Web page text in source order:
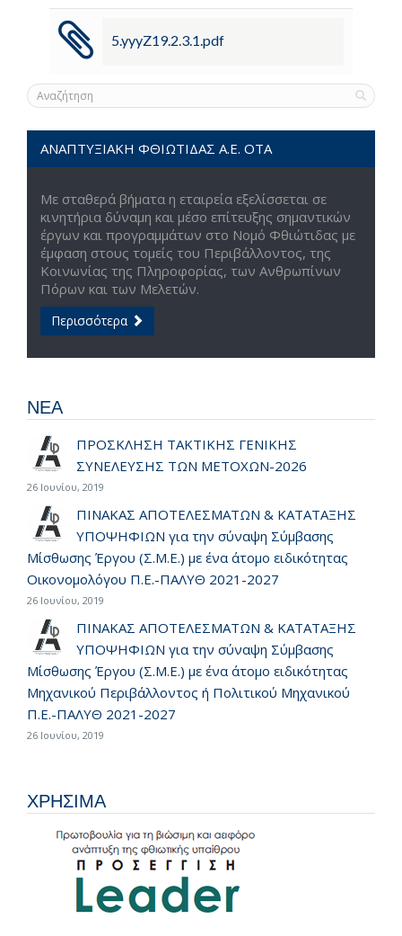
5.yyyZ19.2.3.1.pdf
ΑΝΑΠΤΥΞΙΑΚΗ ΦΘΙΩΤΙΔΑΣ Α.Ε. ΟΤΑ
Με σταθερά βήματα η εταιρεία εξελίσσεται σε
κινητήρια δύναμη και μέσο επίτευξης σημαντικών
έργων και προγραμμάτων στο Νομό Φθιώτιδας με
έμφαση στους τομείς του Περιβάλλοντος, της
Κοινωνίας της Πληροφορίας, των Ανθρωπίνων
Πόρων και των Μελετών.
Περισσότερα
ΝΕΑ
ΠΡΟΣΚΛΗΣΗ ΤΑΚΤΙΚΗΣ ΓΕΝΙΚΗΣ
ΣΥΝΕΛΕΥΣΗΣ ΤΩΝ ΜΕΤΟΧΩΝ-2026
26 Ιουνίου, 2019
ΠΙΝΑΚΑΣ ΑΠΟΤΕΛΕΣΜΑΤΩΝ & ΚΑΤΑΤΑΞΗΣ
ΥΠΟΨΗΦΙΩΝ για την σύναψη Σύμβασης
Μίσθωσης Έργου (Σ.Μ.Ε.) με ένα άτομο ειδικότητας
Οικονομολόγου Π.Ε.-ΠΑΛΥΘ 2021-2027
26 Ιουνίου, 2019
ΠΙΝΑΚΑΣ ΑΠΟΤΕΛΕΣΜΑΤΩΝ & ΚΑΤΑΤΑΞΗΣ
ΥΠΟΨΗΦΙΩΝ για την σύναψη Σύμβασης
Μίσθωσης Έργου (Σ.Μ.Ε.) με ένα άτομο ειδικότητας
Μηχανικού Περιβάλλοντος ή Πολιτικού Μηχανικού
Π.Ε.-ΠΑΛΥΘ 2021-2027
26 Ιουνίου, 2019
ΧΡΗΣΙΜΑ